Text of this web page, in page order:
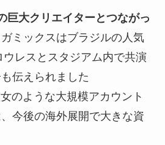
巨大クリエイターとつながっ
ミックスはブラジルの人気
ウレスとスタジアム内で共演
伝えられました
のような大規模アカウント
今後の海外展開で大きな資